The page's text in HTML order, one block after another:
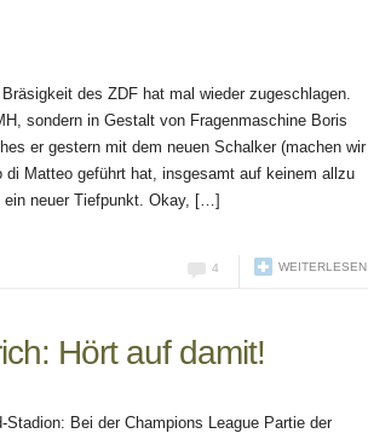
des ZDF hat mal wieder zugeschlagen.
sondern in Gestalt von Fragenmaschine Boris
er gestern mit dem neuen Schalker (machen wir
Matteo geführt hat, insgesamt auf keinem allzu
ein neuer Tiefpunkt. Okay, […]
WEITERLESEN
4
Hört auf damit!
Stadion: Bei der Champions League Partie der